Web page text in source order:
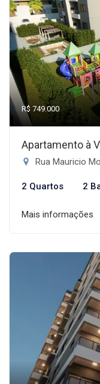
R$ 749.000
Apartamento à
Rua Mauricio
2 Quartos 2
Mais informações